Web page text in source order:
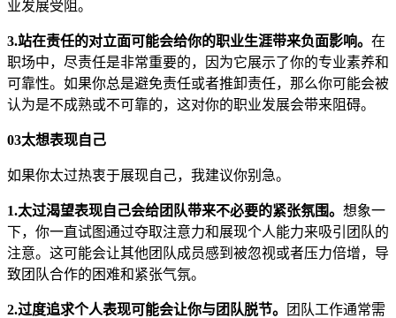
业发展受阻。
3.站在责任的对立面可能会给你的职业生涯带来负面影响。 在
职场中，尽责任是非常重要的，因为它展示了你的专业素养和
可靠性。如果你总是避免责任或者推卸责任，那么你可能会被
认为是不成熟或不可靠的，这对你的职业发展会带来阻碍。
03太想表现自己
如果你太过热衷于展现自己，我建议你别急。
1.太过渴望表现自己会给团队带来不必要的紧张氛围。 想象一
下，你一直试图通过夺取注意力和展现个人能力来吸引团队的
注意。这可能会让其他团队成员感到被忽视或者压力倍增，导
致团队合作的困难和紧张气氛。
2.过度追求个人表现可能会让你与团队脱节。
团队工作通常需